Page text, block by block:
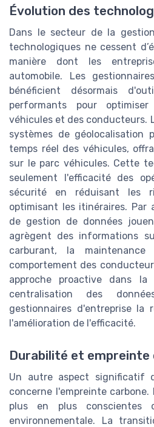
Évolution des
Dans le secteur de la
technologiques ne cessent
manière dont les
automobile. Les
bénéficient désormais
performants pour
véhicules et des conducteurs.
systèmes de géolocalisation
temps réel des véhicules,
sur le parc véhicules. Cette
seulement l'efficacité des
sécurité en réduisant les
optimisant les itinéraires. Par
de gestion de données
agrègent des informations
carburant, la
comportement des
approche proactive dans
centralisation des
gestionnaires d'entreprise la
l'amélioration de l'efficacité.
Durabilité et empreinte
Un autre aspect significatif
concerne l'empreinte
plus en plus conscientes
environnementale. La